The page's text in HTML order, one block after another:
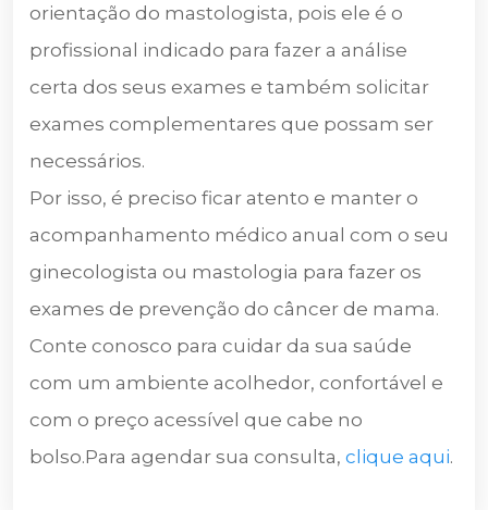
orientação do mastologista, pois ele é o
profissional indicado para fazer a análise
certa dos seus exames e também solicitar
exames complementares que possam ser
necessários.
Por isso, é preciso ficar atento e manter o
acompanhamento médico anual com o seu
ginecologista ou mastologia para fazer os
exames de prevenção do câncer de mama.
Conte conosco para cuidar da sua saúde
com um ambiente acolhedor, confortável e
com o preço acessível que cabe no
bolso.Para agendar sua consulta, clique aqui.